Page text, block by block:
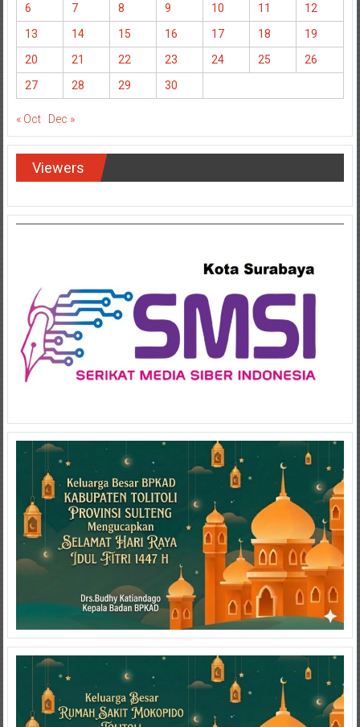
6 7 8 9 10 11
12
13
14 15 16 17 18
19
20
21 22 23 24 25
26
27
28 29 30
« Oct Dec »
Viewers